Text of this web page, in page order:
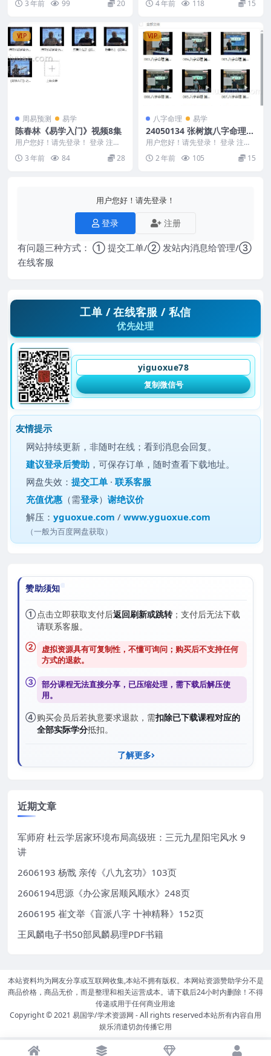
道法 此令操作简...
3 年前 99 20
算风水 编号：2...
4 年前 118 15
VIP
周易预测 易学
陈春林《易学入门》视频8集
用户您好！请先登录！ 登录 注册
陈春林《易学入门》视频8集 2310
140 《...
3 年前 84 28
VIP
八字命理 易学
24050134 张树旗八字命理10
集
用户您好！请先登录！ 登录 注册
张树旗八字命理10集 24050134 0
01...2 年前 105 15
用户您好！请先登录！
登录 注册
有问题三种方式： ① 提交工单/② 发站内消息给管理/③
在线客服
工单 / 在线客服 / 私信
优先处理
yiguoxue78
复制微信号
友情提示
网站持续更新，非随时在线；看到消息会回复。
建议登录后赞助 ，可保存订单，随时查看下载地址。
网盘失效：提交工单 ·联系客服
充值优惠 （需登录）谢绝议价
解压：yguoxue.com /www.yguoxue.com
（一般为百度网盘获取）
赞助须知
①点击立即获取支付后返回刷新或跳转；支付后无法下载
请联系客服。
② 虚拟资源具有可复制性，不懂可询问；购买后不支持任何
方式的退款。
③ 部分课程无法直接分享，已压缩处理，需下载后解压使
用。
④购买会员后若执意要求退款，需扣除已下载课程对应的
全部实际学分抵扣。
了解更多
近期文章
军师府 杜云学居家环境布局高级班：三元九星阳宅风水 9
讲
2606193 杨戬 亲传《八九玄功》103页
2606194思源《办公家居顺风顺水》248页
2606195 崔文举《盲派八字 十神精释》152页
王凤麟电子书50部凤麟易理PDF书籍
本站资料均为网友分享或互联网收集,本站不拥有版权。本网站资源赞助学分不是
商品价格，商品无价，而是整理和相关运营成本。请下载后24小时内删除！不得
传递或用于任何商业用途
Copyright © 2021 易国学/学术资源网 - All rights reserved本站所有内容自用
娱乐消遣切勿传播它用